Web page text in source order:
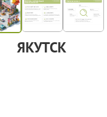
ЯКУТСК